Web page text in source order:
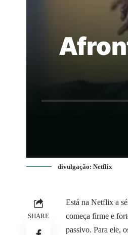
divulgação: Netflix
SHARE
Está na Netflix a
começa firme e
passivo. Para ele,